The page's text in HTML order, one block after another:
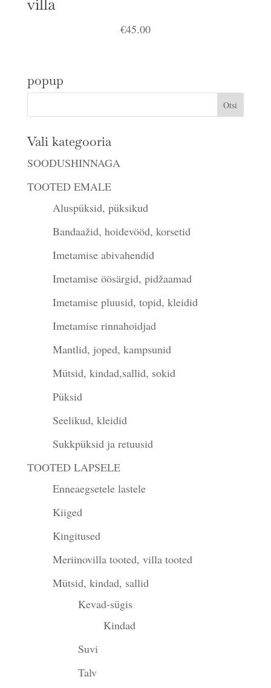
€45.00
popup
Vali kategooria
SOODUSHINNAGA
TOOTED EMALE
Aluspüksid, püksikud
Bandaažid, hoidevööd, korsetid
Imetamise abivahendid
Imetamise öösärgid, pidžaamad
Imetamise pluusid, topid, kleidid
Imetamise rinnahoidjad
Mantlid, joped, kampsunid
Mütsid, kindad,sallid, sokid
Püksid
Seelikud, kleidid
Sukkpüksid ja retuusid
TOOTED LAPSELE
Enneaegsetele lastele
Kiiged
Kingitused
Meriinovilla tooted, villa tooted
Mütsid, kindad, sallid
Kevad-sügis
Kindad
Suvi
Talv